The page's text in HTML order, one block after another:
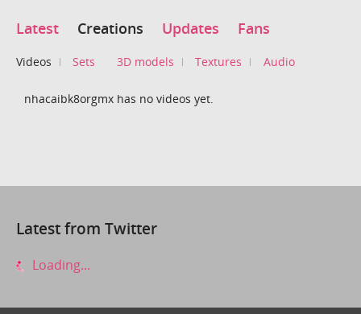
Latest Creations Updates Fans
Videos Sets 3D models Textures Audio
nhacaibk8orgmx has no videos yet.
Latest from Twitter
Loading...